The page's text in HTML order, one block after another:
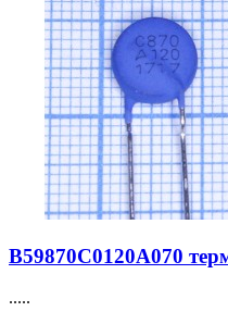
B59870C0120A070
.....